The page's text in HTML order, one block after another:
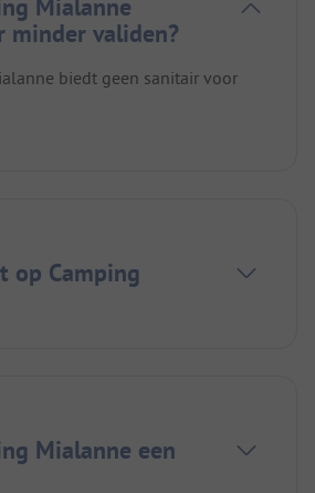
minder validen?
biedt geen sanitair voor
op Camping
Mialanne een